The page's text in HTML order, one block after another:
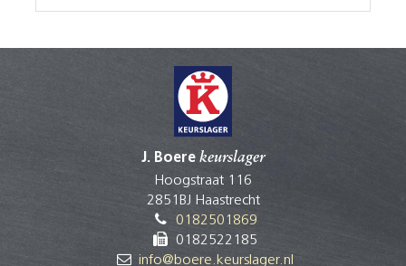
J. Boere keurslager
Hoogstraat 116
2851BJ Haastrecht
0182501869
0182522185
info@boere.keurslager.nl